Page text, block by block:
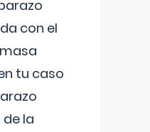
con el
tu caso
la